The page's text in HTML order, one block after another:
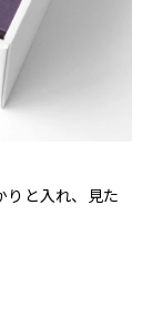
りと入れ、見た